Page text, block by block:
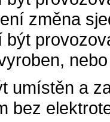
změna
umístěn a
bez